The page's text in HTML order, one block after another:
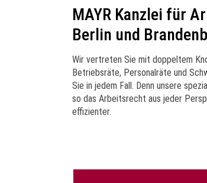
MAYR Kanzlei für
Berlin und
Wir vertreten Sie mit doppeltem
Betriebsräte, Personalräte und
Sie in jedem Fall. Denn unsere
so das Arbeitsrecht aus jeder
effizienter.